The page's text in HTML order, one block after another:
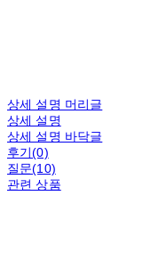
상세 설명 머리글
상세 설명
상세 설명 바닥글
후기(0)
질문(10)
관련 상품